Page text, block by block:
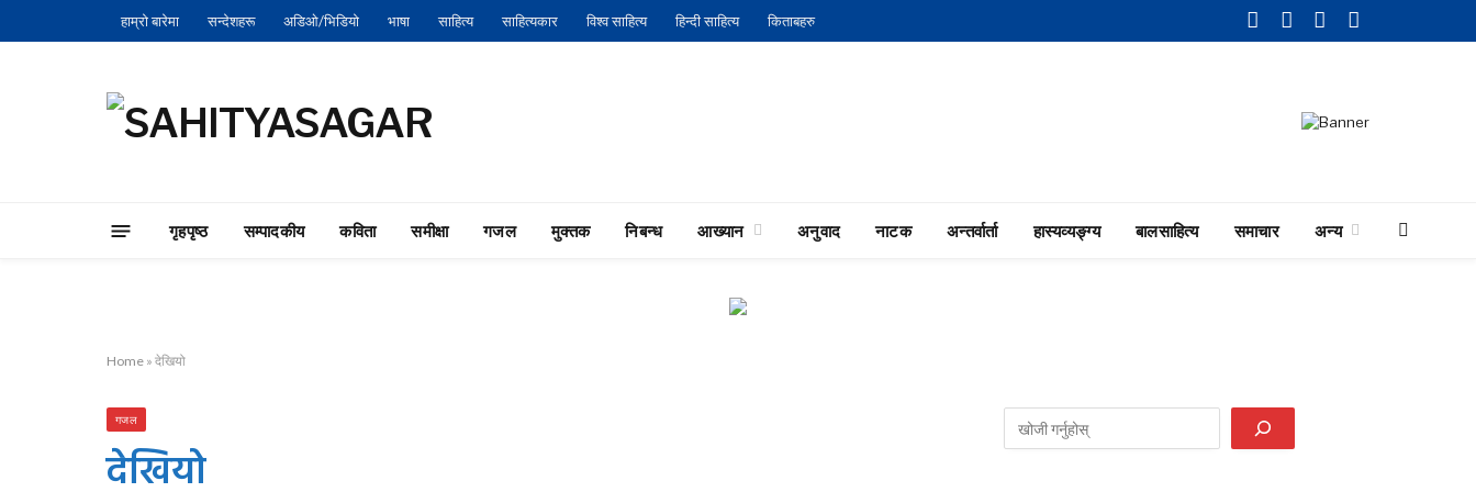
हाम्रो बारेमा सन्देशहरू अडिओ/भिडियो भाषा साहित्य साहित्यकार विश्व साहित्य हिन्दी साहित्य किताबहरु
Facebook
TwitterLinkedInYouTube
गृहपृष्‍ठ सम्पादकीय कविता समीक्षा गजल मुक्तक निबन्ध आख्यान अनुवाद नाटक अन्तर्वार्ता हास्यव्यङ्ग्य बालसाहित्य समाचार अन्य
Home » देखियो
गजल
देखियो